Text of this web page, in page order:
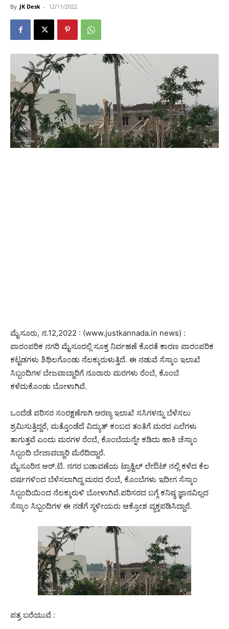
By JK Desk - 12/11/2022
ಮೈಸೂರು, ನ.12,2022 : (www.justkannada.in news) :
ಪಾರಂಪರಿಕ ನಗರಿ ಮೈಸೂರಲ್ಲಿ ಸೂಕ್ತ ನಿರ್ವಹಣೆ ಕೊರತೆ ಕಾರಣ ಪಾರಂಪರಿಕ
ಕಟ್ಟಡಗಳು ಶಿಥಿಲಗೊಂಡು ನೆಲಕ್ಕುರುಳುತ್ತಿದೆ. ಈ ನಡುವೆ ಸೆಸ್ಕಾಂ ಇಲಾಖೆ
ಸಿಬ್ಬಂದಿಗಳ ಬೇಜವಾಬ್ದಾರಿಗೆ ನೂರಾರು ಮರಗಳು ರೆಂಬೆ, ಕೊಂಬೆ
ಕಳೆದುಕೊಂಡು ಬೋಳಾಗಿವೆ.
ಒಂದೆಡೆ ಪರಿಸರ ಸಂರಕ್ಷಣೆಗಾಗಿ ಅರಣ್ಯ ಇಲಾಖೆ ಸಸಿಗಳನ್ನು ಬೆಳೆಸಲು
ಶ್ರಮಿಸುತ್ತಿದ್ದರೆ, ಮತ್ತೊಂಡೆದೆ ವಿದ್ಯುತ್ ಕಂಬದ ತಂತಿಗೆ ಮರದ ಎಲೆಗಳು
ತಾಗುತ್ತವೆ ಎಂದು ಮರಗಳ ರೆಂಬೆ, ಕೊಂಬೆಯನ್ನೇ ಕಡಿದು ಹಾಕಿ ಚೆಸ್ಕಾಂ
ಸಿಬ್ಬಂದಿ ಬೇಜಾವಬ್ದಾರಿ ಮೆರೆದಿದ್ದಾರೆ.
ಮೈಸೂರಿನ ಆರ್.ಟಿ. ನಗರ ಬಡಾವಣೆಯ ಟ್ರಾಕ್ವಿಲ್ ಲೇಔಟ್ ನಲ್ಲಿ ಕಳೆದ ಕೆಲ
ವರ್ಷಗಳಿಂದ ಬೆಳೆಸಲಾಗಿದ್ದ ಮರದ ರೆಂಬೆ, ಕೊಂಬೆಗಳು ಇದೀಗ ಸೆಸ್ಕಾಂ
ಸಿಬ್ಬಂದಿಯಿಂದ ನೆಲಕ್ಕುರುಳಿ ಬೋಳಾಗಿವೆ.ಪರಿಸರದ ಬಗ್ಗೆ ಕನಿಷ್ಠ ಜ್ಞಾನವಿಲ್ಲದ
ಸೆಸ್ಕಾಂ ಸಿಬ್ಬಂದಿಗಳ ಈ ನಡೆಗೆ ಸ್ಥಳೀಯರು ಆಕ್ರೋಶ ವ್ಯಕ್ತಪಡಿಸಿದ್ದಾರೆ.
ಪತ್ರ ಬರೆಯುವೆ :